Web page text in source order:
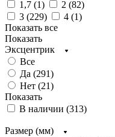
1,7 (1) 2 (82)
3 (229) 4 (1)
Показать все
Показать
Эксцентрик
Все
Да (291)
Нет (21)
Показать
В наличии (313)
Размер (мм)